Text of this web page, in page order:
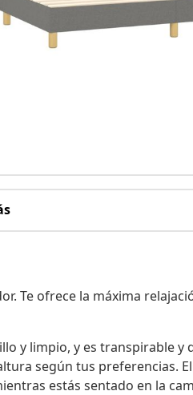
Te ofrece la máxima
y limpio, y es transpirable y
según tus preferencias.
estás sentado en la